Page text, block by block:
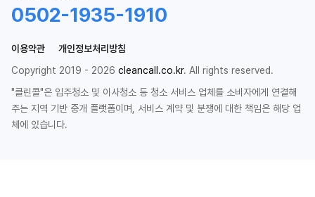
0502-1935-1910
이용약관
개인정보처리방침
Copyright 2019 - 2026 cleancall.co.kr. All rights reserved.
"클린콜"은 입주청소 및 이사청소 등 청소 서비스 업체를 소비자에게 연결해
주는 지역 기반 중개 플랫폼이며, 서비스 계약 및 분쟁에 대한 책임은 해당 업
체에 있습니다.